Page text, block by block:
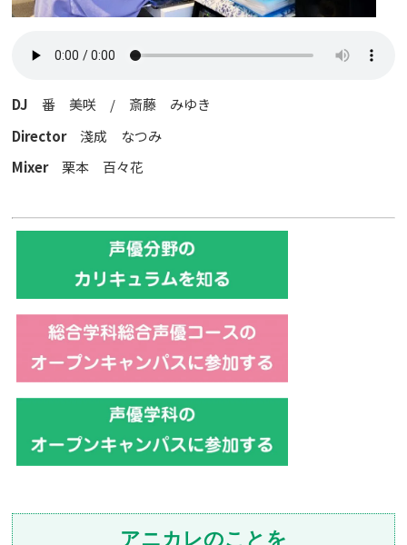
DJ 番 美咲 / 斎藤 みゆき
Director淺成 なつみ
Mixer栗本 百々花
アニカレのことを